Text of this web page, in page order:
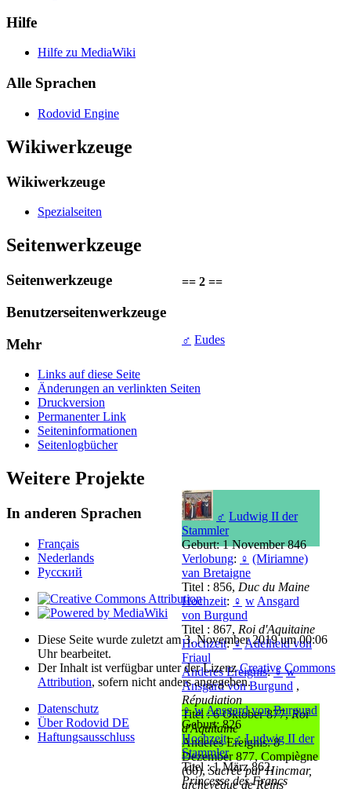
== 2 ==
♂ Eudes
♂ Ludwig II der
Stammler
Geburt: 1 November 846
Verlobung: ♀ (Miriamne)
van Bretaigne
Titel : 856, Duc du Maine
Hochzeit: ♀ w Ansgard
von Burgund
Titel : 867, Roi d'Aquitaine
Hochzeit:♀Adelheid von
Friaul
Anderes Ereignis:♀ w
Ansgard von Burgund ,
Répudiation
Titel : 6 Oktober 877,Roi
d'Aquitaine
Anderes Ereignis: 8
Dezember 877, Compiègne
(60),Sacrée par Hincmar,
archevêque de Reins
♀ w Ansgard von Burgund
Geburt: 826
Hochzeit:♂ Ludwig II der
Stammler
Titel : 1 März 862,
Princesse des Francs
Hilfe
Hilfe zu MediaWiki
Alle Sprachen
Rodovid Engine
Wikiwerkzeuge
Wikiwerkzeuge
Spezialseiten
Seitenwerkzeuge
Seitenwerkzeuge
Benutzerseitenwerkzeuge
Mehr
Links auf diese Seite
Änderungen an verlinkten Seiten
Druckversion
Permanenter Link
Seiten­­informationen
Seitenlogbücher
Weitere Projekte
In anderen Sprachen
Français
Nederlands
Русский
Diese Seite wurde zuletzt am 3. November 2019 um 00:06
Uhr bearbeitet.
Der Inhalt ist verfügbar unter der LizenzCreative Commons
Attribution, sofern nicht anders angegeben.
Datenschutz
Über Rodovid DE
Haftungsausschluss